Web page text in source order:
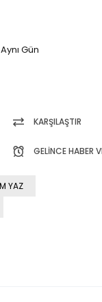
Aynı Gün
KARŞILAŞTIR
GELINCE HABER
YAZ